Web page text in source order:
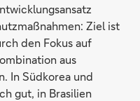
Ziel ist
den Fokus auf
aus
In Südkorea und
gut, in Brasilien